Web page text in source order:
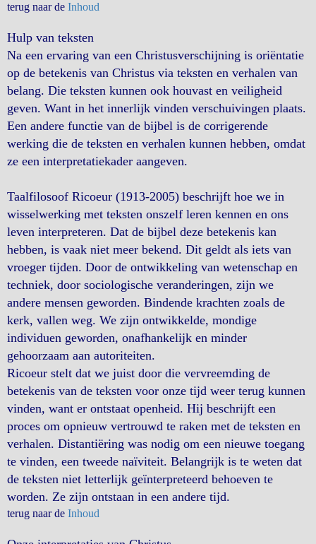
terug naar de Inhoud
Hulp van teksten
Na een ervaring van een Christusverschijning is oriëntatie
op de betekenis van Christus via teksten en verhalen van
belang. Die teksten kunnen ook houvast en veiligheid
geven. Want in het innerlijk vinden verschuivingen plaats.
Een andere functie van de bijbel is de corrigerende
werking die de teksten en verhalen kunnen hebben, omdat
ze een interpretatiekader aangeven.
Taalfilosoof Ricoeur (1913-2005) beschrijft hoe we in
wisselwerking met teksten onszelf leren kennen en ons
leven interpreteren. Dat de bijbel deze betekenis kan
hebben, is vaak niet meer bekend. Dit geldt als iets van
vroeger tijden. Door de ontwikkeling van wetenschap en
techniek, door sociologische veranderingen, zijn we
andere mensen geworden. Bindende krachten zoals de
kerk, vallen weg. We zijn ontwikkelde, mondige
individuen geworden, onafhankelijk en minder
gehoorzaam aan autoriteiten.
Ricoeur stelt dat we juist door die vervreemding de
betekenis van de teksten voor onze tijd weer terug kunnen
vinden, want er ontstaat openheid. Hij beschrijft een
proces om opnieuw vertrouwd te raken met de teksten en
verhalen. Distantiëring was nodig om een nieuwe toegang
te vinden, een tweede naïviteit. Belangrijk is te weten dat
de teksten niet letterlijk geïnterpreteerd behoeven te
worden. Ze zijn ontstaan in een andere tijd.
terug naar de Inhoud